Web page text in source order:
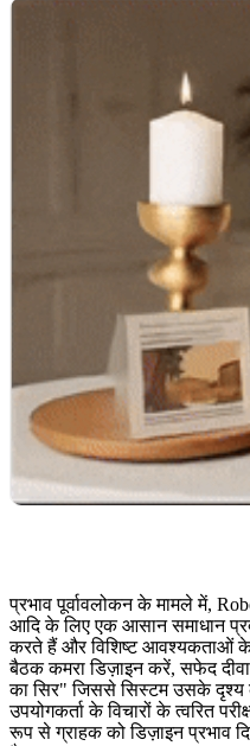
प्रभाव पूर्वावलोकन के मामले में,
आदि के लिए एक आसान समाधान
करते हैं और विशिष्ट आवश्यकताओं के
बैठक कमरा डिज़ाइन करें, सफेद
का सिर" जिससे सिस्टम उसके दृश्य
उपयोगकर्ता के विचारों के त्वरित
रूप से ग्राहक को डिज़ाइन प्रभाव